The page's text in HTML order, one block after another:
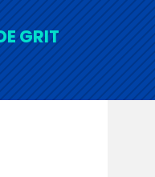
GRIT